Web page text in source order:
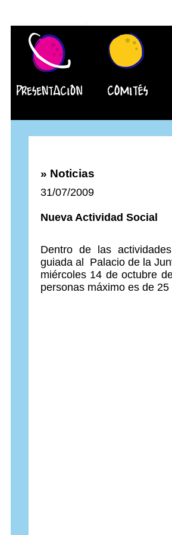
» Noticias
31/07/2009
Nueva Actividad Social
Dentro de las
guiada al Palacio de la
miércoles 14 de octubre
personas máximo es de